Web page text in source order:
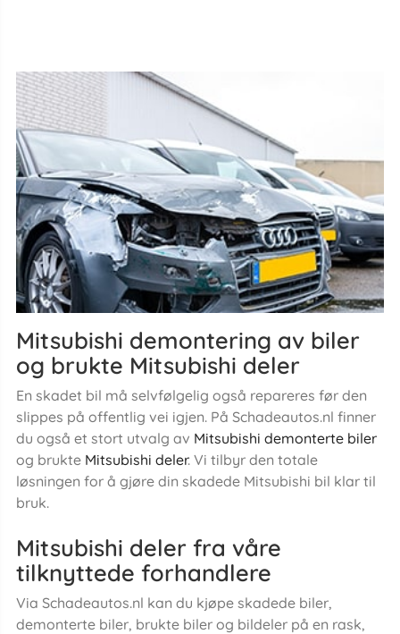
Mitsubishi demontering av biler
og brukte Mitsubishi deler
En skadet bil må selvfølgelig også repareres før den
slippes på offentlig vei igjen. På Schadeautos.nl finner
du også et stort utvalg av Mitsubishi demonterte biler
og brukte Mitsubishi deler. Vi tilbyr den totale
løsningen for å gjøre din skadede Mitsubishi bil klar til
bruk.
Mitsubishi deler fra våre
tilknyttede forhandlere
Via Schadeautos.nl kan du kjøpe skadede biler,
demonterte biler, brukte biler og bildeler på en rask,